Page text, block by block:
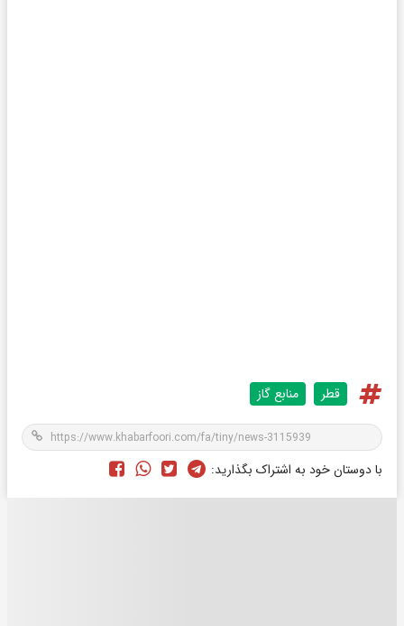
قطر منابع گاز
با دوستان خود به اشتراک بگذارید: